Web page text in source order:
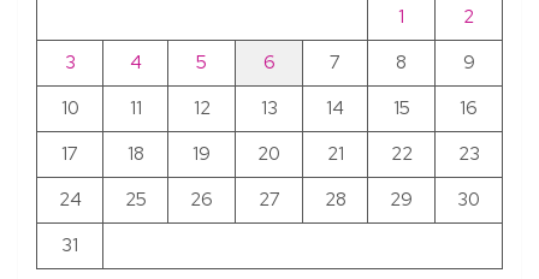
1
2
3
4 5 6 7 8
9
10
11 12 13 14 15
16
17
18 19 20 21 22
23
24
25 26 27 28 29
30
31